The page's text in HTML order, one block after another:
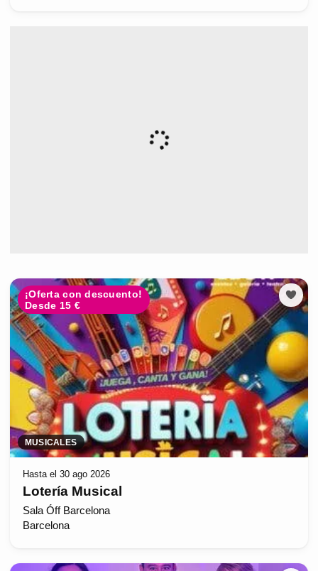
¡Oferta con descuento!
Desde 15 €
MUSICALES
Hasta el 30 ago 2026
Lotería Musical
Sala Óff Barcelona
Barcelona